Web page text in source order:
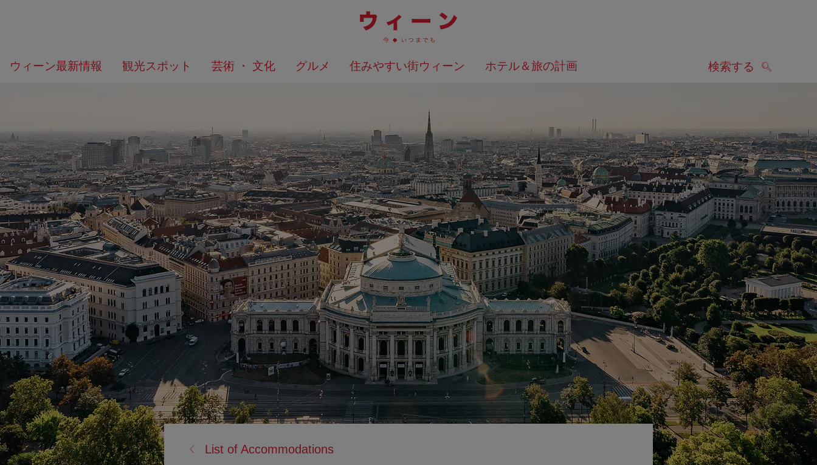
ニ
の
ッ
プ
へ
ウィーン最新情報 観光スポット 芸術 ・ 文化 グルメ 住みやすい街ウィーン ホテル＆旅の計画 検索する
何
を
か？
List of Accommodations